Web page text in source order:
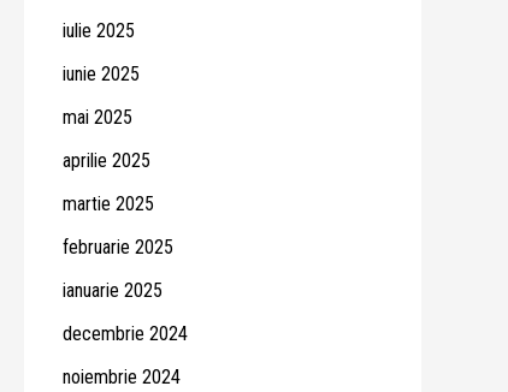
iulie 2025
iunie 2025
mai 2025
aprilie 2025
martie 2025
februarie 2025
ianuarie 2025
decembrie 2024
noiembrie 2024